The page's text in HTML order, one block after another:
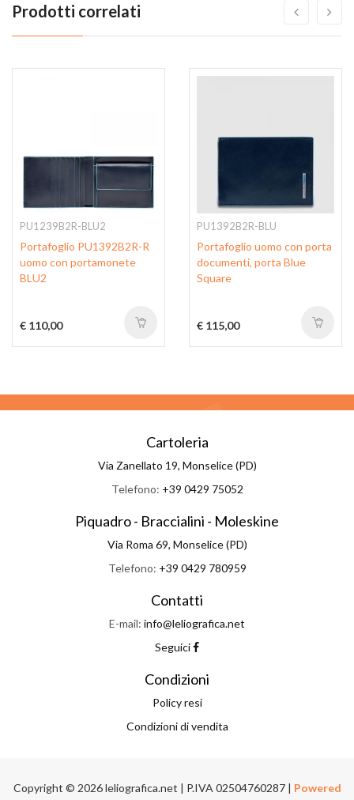
Prodotti correlati
PU1239B2R-BLU2
Portafoglio PU1392B2R-R
uomo con portamonete
BLU2
€ 110,00
PU1392B2R-BLU
Portafoglio uomo con porta
documenti, porta Blue
Square
€ 115,00
Cartoleria
Via Zanellato 19, Monselice (PD)
Telefono: +39 0429 75052
Piquadro - Braccialini - Moleskine
Via Roma 69, Monselice (PD)
Telefono: +39 0429 780959
Contatti
E-mail: info@leliografica.net
Seguici
Condizioni
Policy resi
Condizioni di vendita
Copyright © 2026 leliografica.net | P.IVA 02504760287 | Powered